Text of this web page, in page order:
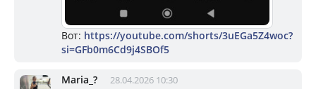
Вот: https://youtube.com/shorts/3uEGa5Z4woc?
si=GFb0m6Cd9j4SBOf5
Mariа_? 28.04.2026 10:30